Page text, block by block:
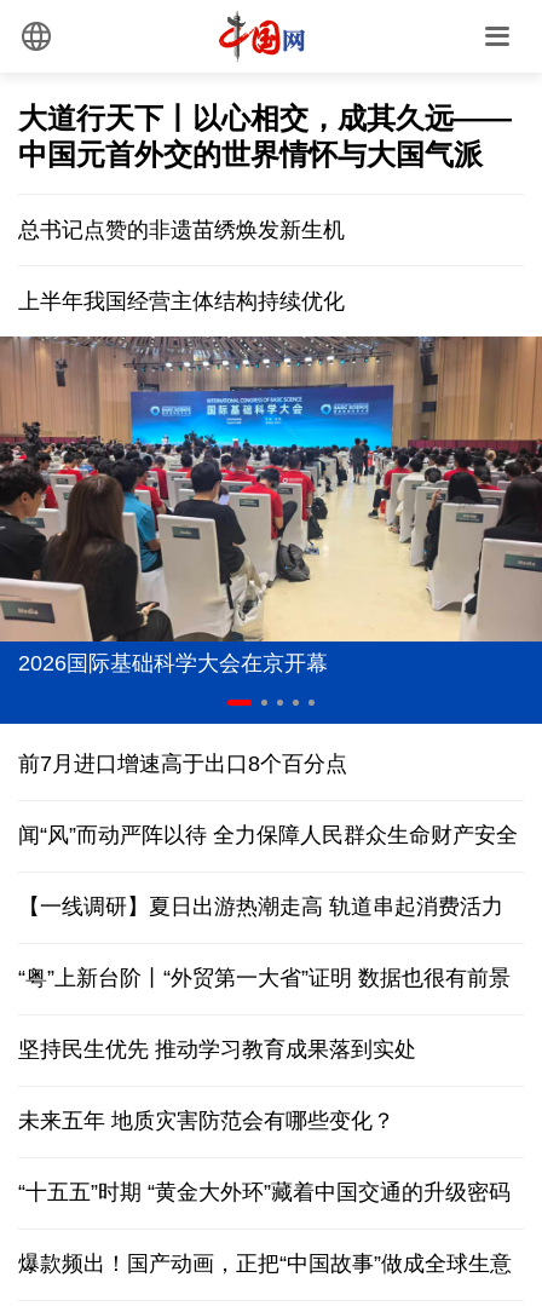
大道行天下丨以心相交，成其久远——
中国元首外交的世界情怀与大国气派
总书记点赞的非遗苗绣焕发新生机
上半年我国经营主体结构持续优化
2026国际基础科学大会在京开幕
前7月进口增速高于出口8个百分点
闻“风”而动严阵以待 全力保障人民群众生命财产安全
【一线调研】夏日出游热潮走高 轨道串起消费活力
“粤”上新台阶丨“外贸第一大省”证明 数据也很有前景
坚持民生优先 推动学习教育成果落到实处
未来五年 地质灾害防范会有哪些变化？
“十五五”时期 “黄金大外环”藏着中国交通的升级密码
爆款频出！国产动画，正把“中国故事”做成全球生意